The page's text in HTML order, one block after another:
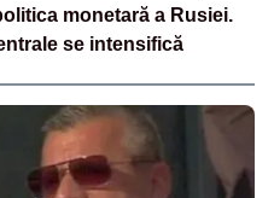
monetară a Rusiei.
se intensifică